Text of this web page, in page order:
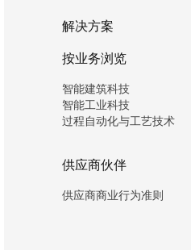
解决方案
按业务浏览
智能建筑科技
智能工业科技
过程自动化与工艺技术
供应商伙伴
供应商商业行为准则